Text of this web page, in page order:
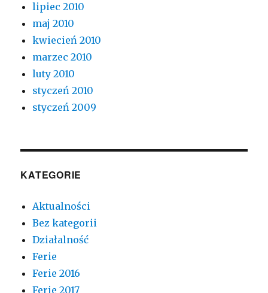
lipiec 2010
maj 2010
kwiecień 2010
marzec 2010
luty 2010
styczeń 2010
styczeń 2009
KATEGORIE
Aktualności
Bez kategorii
Działalność
Ferie
Ferie 2016
Ferie 2017